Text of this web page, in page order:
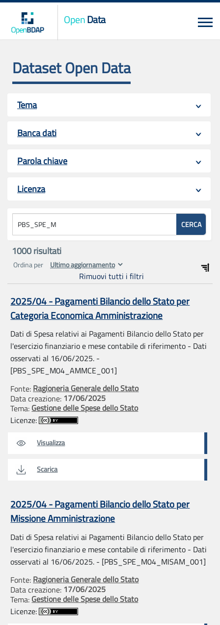
OpenData
Dataset Open Data
Tema
Banca dati
Parola chiave
Licenza
CERCA
1000risultati
Ordina per
Rimuovi tutti i filtri
2025/04 - Pagamenti Bilancio dello Stato per
Categoria Economica Amministrazione
Dati di Spesa relativi ai Pagamenti Bilancio dello Stato per
l'esercizio finanziario e mese contabile di riferimento - Dati
osservati al 16/06/2025. -
[PBS_SPE_M04_AMMCE_001]
Fonte: Ragioneria Generale dello Stato
Data creazione: 17/06/2025
Tema: Gestione delle Spese dello Stato
Licenze:
Visualizza
Scarica
2025/04 - Pagamenti Bilancio dello Stato per
Missione Amministrazione
Dati di Spesa relativi ai Pagamenti Bilancio dello Stato per
l'esercizio finanziario e mese contabile di riferimento - Dati
osservati al 16/06/2025. - [PBS_SPE_M04_MISAM_001]
Fonte: Ragioneria Generale dello Stato
Data creazione: 17/06/2025
Tema: Gestione delle Spese dello Stato
Licenze: